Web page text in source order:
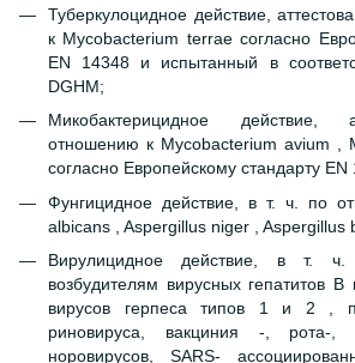
Туберкулоцидное действие,
к Mycobactеrium terrae согласно
EN 14348 и испытанный в
DGHM;
Микобактерицидное действие,
отношению к Mycobacterium avium ,
согласно Европейскому стандарту EN
Фунгицидное действие, в т. ч. по
albicans , Aspergillus niger , Aspergillus
Вирулицидное действие, в т.
возбудителям вирусных гепатитов
вирусов герпеса типов 1 и 2 ,
риновируса, вакциния -, рота-,
норовирусов, SARS-